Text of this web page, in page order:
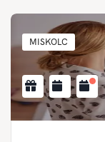
MISKOLC